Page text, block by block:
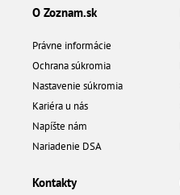
O Zoznam.sk
Právne informácie
Ochrana súkromia
Nastavenie súkromia
Kariéra u nás
Napíšte nám
Nariadenie DSA
Kontakty